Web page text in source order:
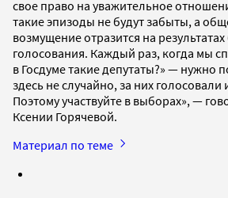
свое право на уважительное
такие эпизоды не будут забыты, а
возмущение отразится на
голосования. Каждый раз, когда мы
в Госдуме такие депутаты?» — нужно
здесь не случайно, за них голосовали
Поэтому участвуйте в выборах», —
Ксении Горячевой.
Материал по теме